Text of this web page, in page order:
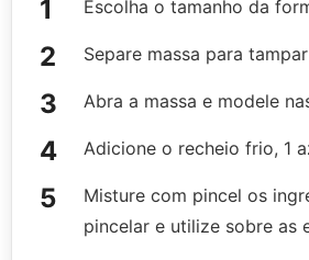
Escolha o tamanho da
Separe massa para
Abra a massa e modele
Adicione o recheio frio, 1
Misture com pincel os
pincelar e utilize sobre as